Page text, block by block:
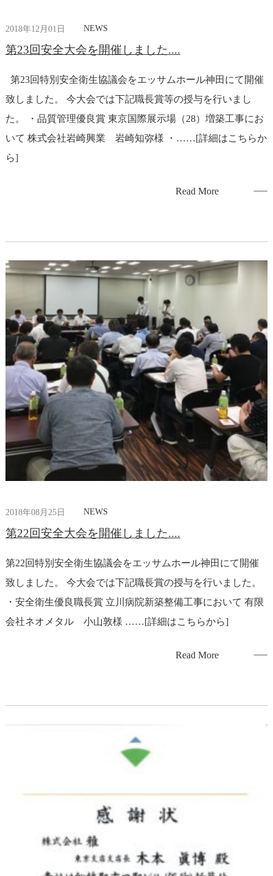
2018年12月01日 NEWS
第23回安全大会を開催しました....
第23回特別安全衛生協議会をエッサムホール神田にて開催
致しました。 今大会では下記職長賞等の授与を行いまし
た。 ・品質管理優良賞 東京国際展示場（28）増築工事にお
いて 株式会社岩崎興業 岩崎知弥様 ・……[詳細はこちらか
ら]
Read More
2018年08月25日 NEWS
第22回安全大会を開催しました....
第22回特別安全衛生協議会をエッサムホール神田にて開催
致しました。 今大会では下記職長賞の授与を行いました。
・安全衛生優良職長賞 立川病院新築整備工事において 有限
会社ネオメタル 小山敦様 ……[詳細はこちらから]
Read More